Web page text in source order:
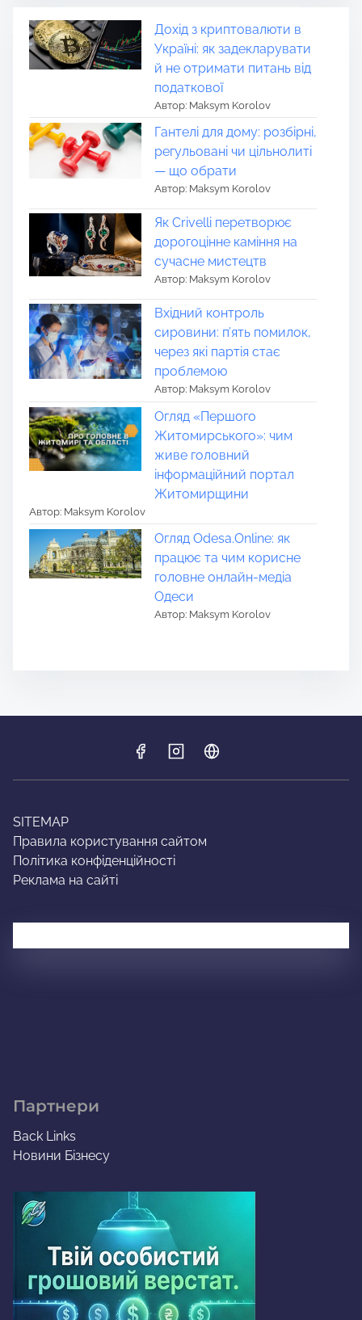
Дохід з криптовалюти в
Україні: як задекларувати
й не отримати питань від
податкової
Автор: Maksym Korolov
Гантелі для дому: розбірні,
регульовані чи цільнолиті
— що обрати
Автор: Maksym Korolov
Як Crivelli перетворює
дорогоцінне каміння на
сучасне мистецтв
Автор: Maksym Korolov
Вхідний контроль
сировини: п’ять помилок,
через які партія стає
проблемою
Автор: Maksym Korolov
Огляд «Першого
Житомирського»: чим
живе головний
інформаційний портал
Житомирщини
Автор: Maksym Korolov
Огляд Odesa.Online: як
працює та чим корисне
головне онлайн-медіа
Одеси
Автор: Maksym Korolov
SITEMAP
Правила користування сайтом
Політика конфіденційності
Реклама на сайті
Партнери
Back Links
Новини Бізнесу